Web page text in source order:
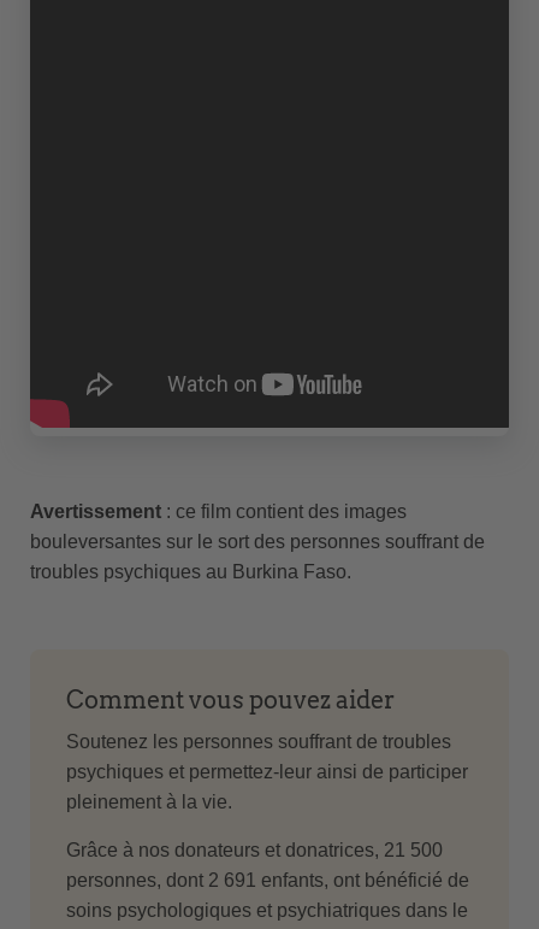
Avertissement : ce film contient des images
bouleversantes sur le sort des personnes souffrant de
troubles psychiques au Burkina Faso.
Comment vous pouvez aider
Soutenez les personnes souffrant de troubles
psychiques et permettez-leur ainsi de participer
pleinement à la vie.
Grâce à nos donateurs et donatrices, 21 500
personnes, dont 2 691 enfants, ont bénéficié de
soins psychologiques et psychiatriques dans le